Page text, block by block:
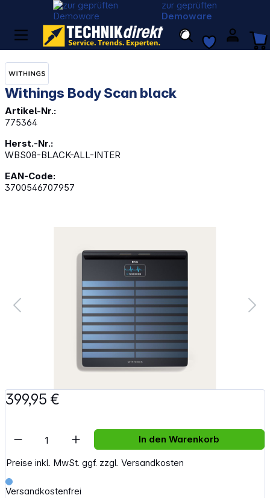
zur geprüften
Demoware
Withings Body Scan black
Artikel-Nr.:
775364
Herst.-Nr.:
WBS08-BLACK-ALL-INTER
EAN-Code:
3700546707957
399,95 €
Preise inkl. MwSt. ggf. zzgl. Versandkosten
Versandkostenfrei
Artikel Anzahl: Gib den gewünschten
In den Warenkorb